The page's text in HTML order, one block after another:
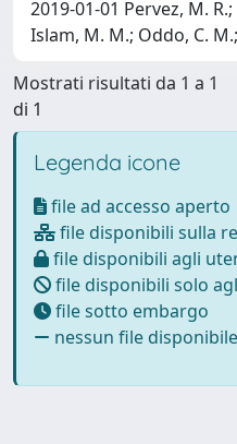
2019-01-01 Pervez, M.
Islam, M. M.; Oddo, C.
Mostrati risultati da 1 a 1
di 1
Legenda icone
file ad accesso aperto
file disponibili sulla
file disponibili agli
file disponibili solo
file sotto embargo
nessun file disponibile